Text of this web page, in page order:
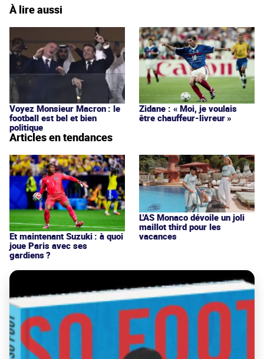
À lire aussi
Voyez Monsieur Macron : le
football est bel et bien
politique
Zidane : « Moi, je voulais
être chauffeur-livreur »
Articles en tendances
Et maintenant Suzuki : à quoi
joue Paris avec ses
gardiens ?
L'AS Monaco dévoile un joli
maillot third pour les
vacances